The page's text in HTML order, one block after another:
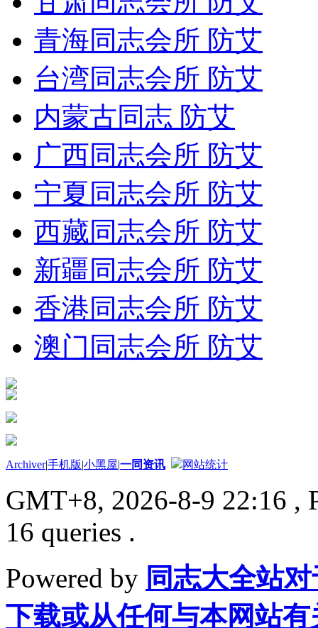
青海同志会所 防艾
台湾同志会所 防艾
内蒙古同志 防艾
广西同志会所 防艾
宁夏同志会所 防艾
西藏同志会所 防艾
新疆同志会所 防艾
香港同志会所 防艾
澳门同志会所 防艾
Archiver|手机版|小黑屋|一同资讯 网站统计
GMT+8, 2026-8-9 22:16 ,
16 queries .
Powered by 同志大全站
下载或从任何与本网站